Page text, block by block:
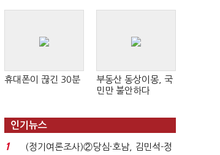
휴대폰이 끊긴 30분
부동산 동상이몽, 국
민만 불안하다
인기뉴스
1
(정기여론조사)②당심·호남, 김민석-정